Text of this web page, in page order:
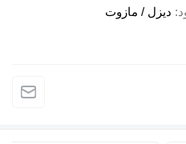
ديزل / مازوت